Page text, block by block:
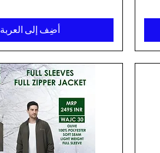
أضِف إلى العربة